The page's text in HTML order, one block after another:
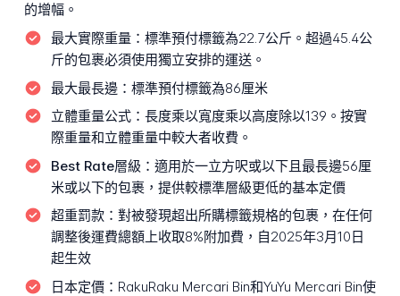
的增幅。
最大實際重量： 標準預付標籤為22.7公斤。超過45.4公
斤的包裹必須使用獨立安排的運送。
最大最長邊： 標準預付標籤為86厘米
立體重量公式： 長度乘以寬度乘以高度除以139。按實
際重量和立體重量中較大者收費。
Best Rate層級： 適用於一立方呎或以下且最長邊56厘
米或以下的包裹，提供較標準層級更低的基本定價
超重罰款： 對被發現超出所購標籤規格的包裹，在任何
調整後運費總額上收取8%附加費，自2025年3月10日
起生效
日本定價： RakuRaku Mercari Bin和YuYu Mercari Bin使